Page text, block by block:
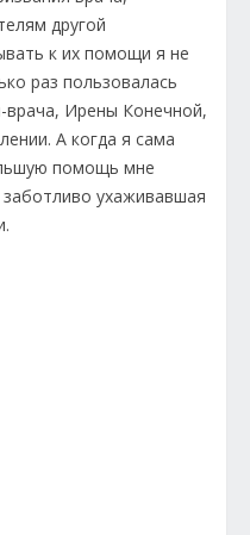
другой
к их помощи я не
раз пользовалась
Ирены Конечной,
А когда я сама
помощь мне
ухаживавшая